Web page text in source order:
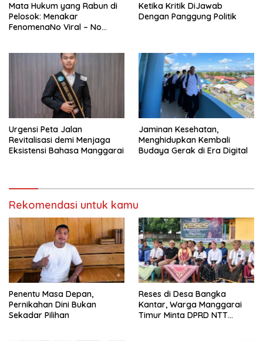
Mata Hukum yang Rabun di
Pelosok: Menakar
FenomenaNo Viral – No
Ketika Kritik DiJawab
Dengan Panggung Politik
Urgensi Peta Jalan
Revitalisasi demi Menjaga
Eksistensi Bahasa Manggarai
Jaminan Kesehatan,
Menghidupkan Kembali
Budaya Gerak di Era Digital
Rekomendasi untuk kamu
Penentu Masa Depan,
Pernikahan Dini Bukan
Sekadar Pilihan
Reses di Desa Bangka
Kantar, Warga Manggarai
Timur Minta DPRD NTT